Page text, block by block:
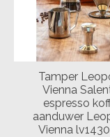
Tamper
Vienna
espresso
aanduwer
Vienna